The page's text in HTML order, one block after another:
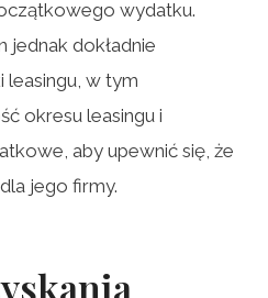
wydatku.
jednak dokładnie
leasingu, w tym
okresu leasingu i
aby upewnić się, że
jego firmy.